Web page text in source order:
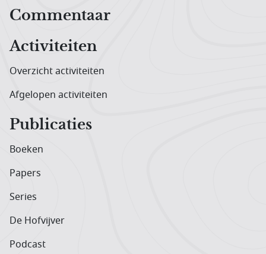
Hoofdnavigatiemenu
Commentaar
Activiteiten
Overzicht activiteiten
Afgelopen activiteiten
Publicaties
Boeken
Papers
Series
De Hofvijver
Podcast